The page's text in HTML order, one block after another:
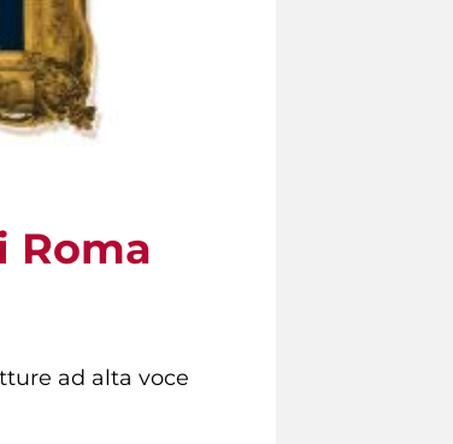
Roma
ad alta voce